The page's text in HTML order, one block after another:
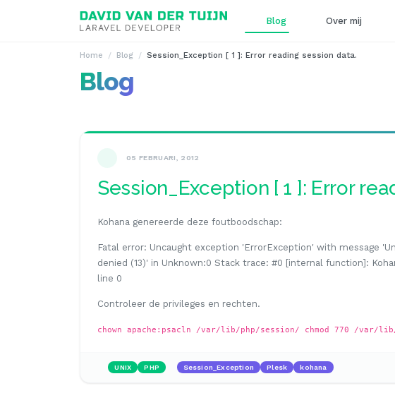
Blog Over mij
Home Blog Session_Exception [ 1 ]: Error reading session data.
Blog
05 FEBRUARI, 2012
Session_Exception [ 1 ]: Error
Kohana genereerde deze foutboodschap:
Fatal error: Uncaught exception 'ErrorException' with message
denied (13)' in Unknown:0 Stack trace: #0 [internal function]:
line 0
Controleer de privileges en rechten.
chown apache:psacln /var/lib/php/session/ chmod 770 /var/
UNIX PHP Session_Exception Plesk kohana